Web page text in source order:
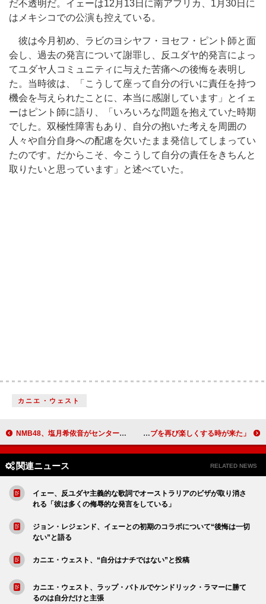
だ不透明だ。イェーは12月13日に南アフリカ、1月30日に
はメキシコでの公演も控えている。
彼は今月初め、ラビのヨシヤフ・ヨセフ・ピント師と面
会し、過去の発言について謝罪し、反ユダヤ的発言によっ
てユダヤ人コミュニティに与えた苦痛への後悔を表明し
た。当時彼は、「こうして座って自分の行いに責任を持つ
機会を与えられたことに、本当に感謝しています」とイェ
ーはピント師に語り、「いろいろな問題を抱えていた時期
でした。双極性障害もあり、自分の抱いた考えを周囲の
人々や自分自身への配慮を欠いたまま発信してしまってい
たのです。だからこそ、今こうして自分の責任をきちんと
取りたいと思っています」と述べていた。
カニエ・ウェスト
NMB48、塩月希依音がセンターの新曲「青春のデッドライン」MV公開 11期研究生の初ロケ映像も解禁 カーディ・B、ジージーをフィーチャーしたハードな「ErrTime」リミックスをリリース「クラブを再び楽しくする時が来た」
関連ニュース RELATED NEWS
イェー、反ユダヤ主義的な歌詞でオーストラリアのビザが取り消さ
れる「彼は多くの侮辱的な発言をしている」
ジョン・レジェンド、イェーとの初期のコラボについて“後悔は一切
ない”と語る
カニエ・ウェスト、“自分はナチではない”と投稿
カニエ・ウェスト、ラップ・バトルでケンドリック・ラマーに勝て
るのは自分だけと主張